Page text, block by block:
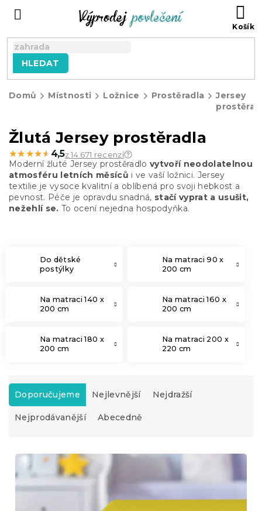
HLEDAT
Domů Místnosti Ložnice Prostěradla
Jersey
Žlutá Jersey prostěradla
★★★★★
★★★★★ 4,5z 14 671 recenzí
Moderní žluté Jersey prostěradlo vytvoří neodolatelnou
atmosféru letních měsíců i ve vaší ložnici. Jersey
textilie je vysoce kvalitní a oblíbená pro svoji hebkost a
pevnost. Péče je opravdu snadná, stačí vyprat a usušit,
nežehlí se. To ocení nejedna hospodyňka.
Do dětské
postýlky
Na matraci 90 x
200 cm
Na matraci 140 x
200 cm
Na matraci 160 x
200 cm
Na matraci 180 x
200 cm
Na matraci 200 x
220 cm
Ř
z
e
p
o
Doporučujeme Nejlevnější Nejdražší
Nejprodávanější Abecedně
V
p